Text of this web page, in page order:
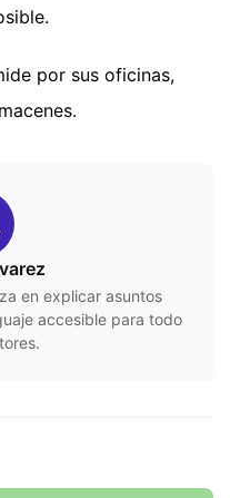
por sus oficinas,
en explicar asuntos
accesible para todo